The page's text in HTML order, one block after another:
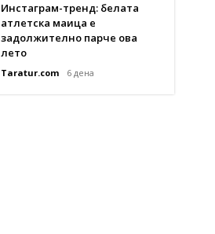
Инстаграм-тренд: белата
атлетска маица е
задолжително парче ова
лето
Taratur.com 6 дена